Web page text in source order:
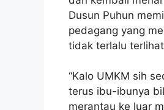
Dusun Puhun
pedagang yang
tidak terlalu
“Kalo UMKM sih
terus ibu-ibunya
merantau ke luar